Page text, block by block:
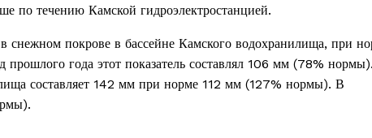
по течению Камской гидроэлектростанцией.
покрове в бассейне Камского водохранилища, при
года этот показатель составлял 106 мм (78%
составляет 142 мм при норме 112 мм (127% нормы). В